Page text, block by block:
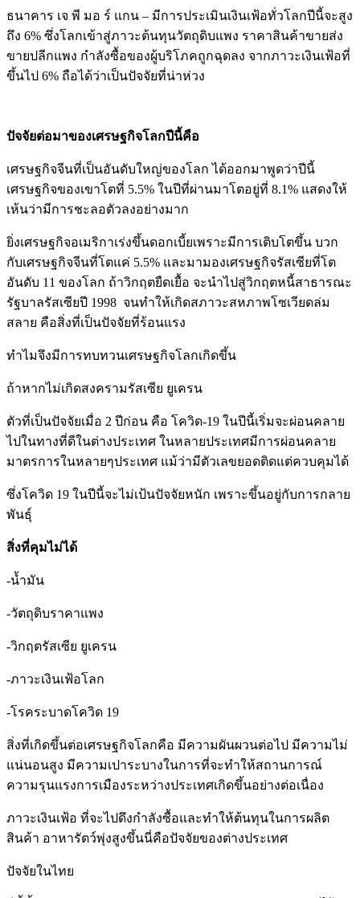
ธนาคาร เจ พี มอ ร์ แกน – มีการประเมินเงินเฟ้อทั่วโลกปีนี้จะสูง
ถึง 6% ซึ่งโลกเข้าสู่ภาวะต้นทุนวัตถุดิบแพง ราคาสินค้าขายส่ง
ขายปลีกแพง กำลังซื้อของผู้บริโภคถูกฉุดลง จากภาวะเงินเฟ้อที่
ขึ้นไป 6% ถือได้ว่าเป็นปัจจัยที่น่าห่วง
ปัจจัยต่อมาของเศรษฐกิจโลกปีนี้คือ
เศรษฐกิจจีนที่เป็นอันดับใหญ่ของโลก ได้ออกมาพูดว่าปีนี้
เศรษฐกิจของเขาโตที่ 5.5% ในปีที่ผ่านมาโตอยู่ที่ 8.1% แสดงให้
เห้นว่ามีการชะลอตัวลงอย่างมาก
ยิ่งเศรษฐกิจอเมริกาเร่งขึ้นดอกเบี้ยเพราะมีการเติบโตขึ้น บวก
กับเศรษฐกิจจีนที่โตแค่ 5.5% และมามองเศรษฐกิจรัสเซียที่โต
อันดับ 11 ของโลก ถ้าวิกฤตยืดเยื้อ จะนำไปสู่วิกฤตหนี้สาธารณะ
รัฐบาลรัสเซียปี 1998 จนทำให้เกิดสภาวะสหภาพโซเวียดล่ม
สลาย คือสิ่งที่เป็นปัจจัยที่ร้อนแรง
ทำไมจึงมีการทบทวนเศรษฐกิจโลกเกิดขึ้น
ถ้าหากไม่เกิดสงครามรัสเซีย ยูเครน
ตัวที่เป็นปัจจัยเมื่อ 2 ปีก่อน คือ โควิด-19 ในปีนี้เริ่มจะผ่อนคลาย
ไปในทางที่ดีในต่างประเทศ ในหลายประเทศมีการผ่อนคลาย
มาตรการในหลายๆประเทศ แม้ว่ามีตัวเลขยอดติดแต่ควบคุมได้
ซึ่งโควิด 19 ในปีนี้จะไม่เป้นปัจจัยหนัก เพราะขึ้นอยู่กับการกลาย
พันธุ์
สิ่งที่คุมไม่ได้
-น้ำมัน
-วัตถุดิบราคาแพง
-วิกฤตรัสเซีย ยูเครน
-ภาวะเงินเฟ้อโลก
-โรคระบาดโควิด 19
สิ่งที่เกิดขึ้นต่อเศรษฐกิจโลกคือ มีความผันผวนต่อไป มีความไม่
แน่นอนสูง มีความเปาระบางในการที่จะทำให้สถานการณ์
ความรุนแรงการเมืองระหว่างประเทศเกิดขึ้นอย่างต่อเนื่อง
ภาวะเงินเฟ้อ ที่จะไปดึงกำลังซื้อและทำให้ต้นทุนในการผลิต
สินค้า อาหารัตว์พุ่งสูงขึ้นนี่คือปัจจัยของต่างประเทศ
ปัจจัยในไทย